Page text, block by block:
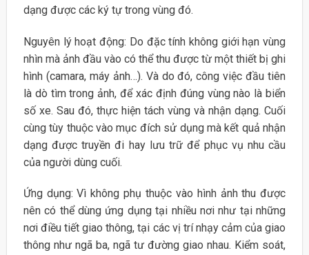
dạng được các ký tự trong vùng đó.
Nguyên lý hoạt động: Do đặc tính không giới hạn vùng
nhìn mà ảnh đầu vào có thể thu được từ một thiết bị ghi
hình (camara, máy ảnh…). Và do đó, công việc đầu tiên
là dò tìm trong ảnh, để xác định đúng vùng nào là biển
số xe. Sau đó, thực hiện tách vùng và nhận dạng. Cuối
cùng tùy thuộc vào mục đích sử dụng mà kết quả nhận
dạng được truyền đi hay lưu trữ để phục vụ nhu cầu
của người dùng cuối.
Ứng dụng: Vì không phụ thuộc vào hình ảnh thu được
nên có thể dùng ứng dụng tại nhiều nơi như tại những
nơi điều tiết giao thông, tại các vị trí nhạy cảm của giao
thông như ngã ba, ngã tư đường giao nhau. Kiểm soát,